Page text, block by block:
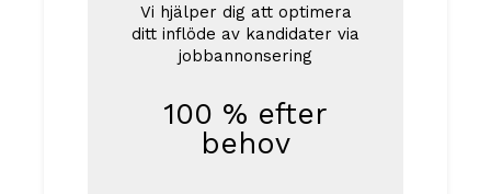
Vi hjälper dig att optimera
ditt inflöde av kandidater via
jobbannonsering
100 % efter
behov